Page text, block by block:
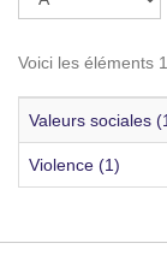
Voici les éléments
Valeurs sociales
Violence (1)